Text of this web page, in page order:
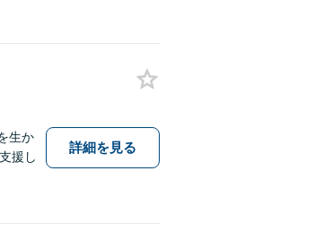
生か
援し
詳細を見る